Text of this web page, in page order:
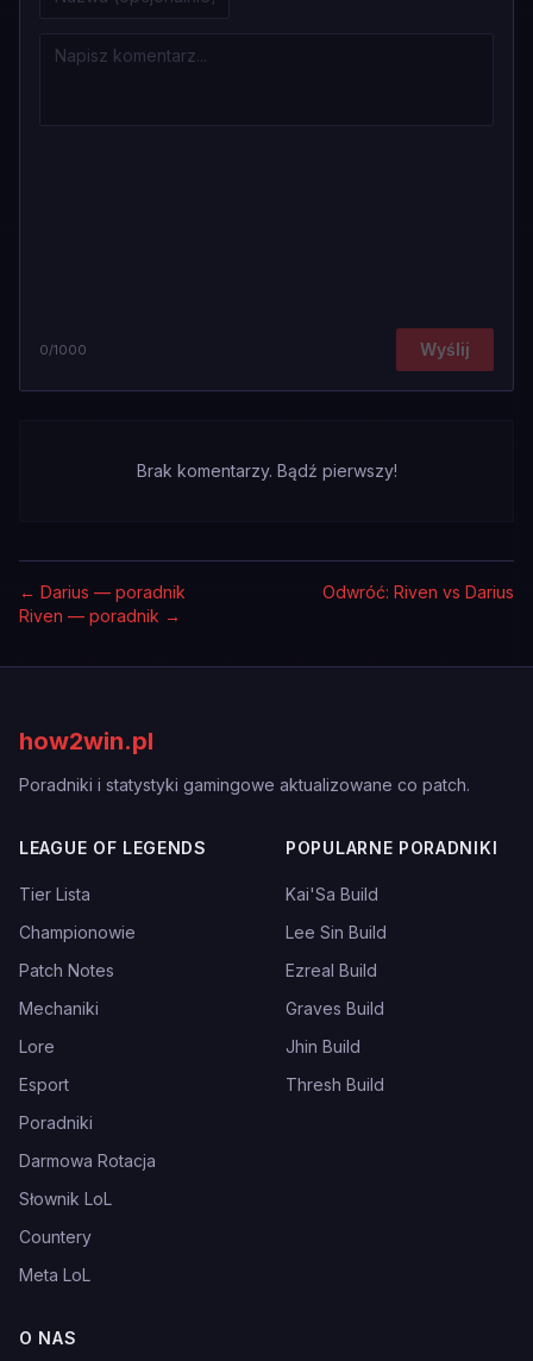
0/1000 Wyślij
Brak komentarzy. Bądź pierwszy!
← Darius — poradnik
Odwróć: Riven vs Darius
Riven — poradnik →
how2win.pl
Poradniki i statystyki gamingowe aktualizowane co patch.
LEAGUE OF LEGENDS
Tier Lista
Championowie
Patch Notes
Mechaniki
Lore
Esport
Poradniki
Darmowa Rotacja
Słownik LoL
Countery
Meta LoL
POPULARNE PORADNIKI
Kai'Sa Build
Lee Sin Build
Ezreal Build
Graves Build
Jhin Build
Thresh Build
O NAS